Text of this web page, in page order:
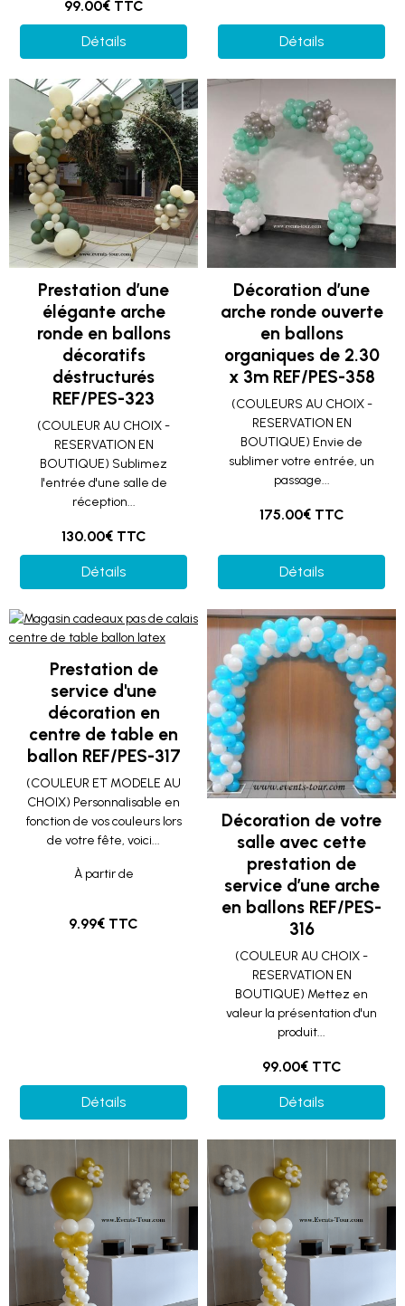
99.00€ TTC
Détails Détails
Prestation d’une
élégante arche
ronde en ballons
décoratifs
déstructurés
REF/PES-323
(COULEUR AU CHOIX -
RESERVATION EN
BOUTIQUE) Sublimez
l'entrée d'une salle de
réception...
130.00€ TTC
Détails
Décoration d’une
arche ronde ouverte
en ballons
organiques de 2.30
x 3m REF/PES-358
(COULEURS AU CHOIX -
RESERVATION EN
BOUTIQUE) Envie de
sublimer votre entrée, un
passage...
175.00€ TTC
Détails
Prestation de
service d'une
décoration en
centre de table en
ballon REF/PES-317
(COULEUR ET MODELE AU
CHOIX) Personnalisable en
fonction de vos couleurs lors
de votre fête, voici...
À partir de
9.99€ TTC
Détails
Décoration de votre
salle avec cette
prestation de
service d’une arche
en ballons REF/PES-
316
(COULEUR AU CHOIX -
RESERVATION EN
BOUTIQUE) Mettez en
valeur la présentation d'un
produit...
99.00€ TTC
Détails